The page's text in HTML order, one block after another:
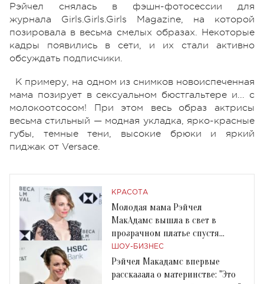
Рэйчел снялась в фэшн-фотосессии для
журнала Girls.Girls.Girls Magazine, на которой
позировала в весьма смелых образах. Некоторые
кадры появились в сети, и их стали активно
обсуждать подписчики.
К примеру, на одном из снимков новоиспеченная
мама позирует в сексуальном бюстгальтере и... с
молокоотсосом! При этом весь образ актрисы
весьма стильный — модная укладка, ярко-красные
губы, темные тени, высокие брюки и яркий
пиджак от Versace.
КРАСОТА
Молодая мама Рэйчел
МакАдамс вышла в свет в
прозрачном платье спустя
четыре недели после родов
ШОУ-БИЗНЕС
Рэйчел Макадамс впервые
рассказала о материнстве: "Это